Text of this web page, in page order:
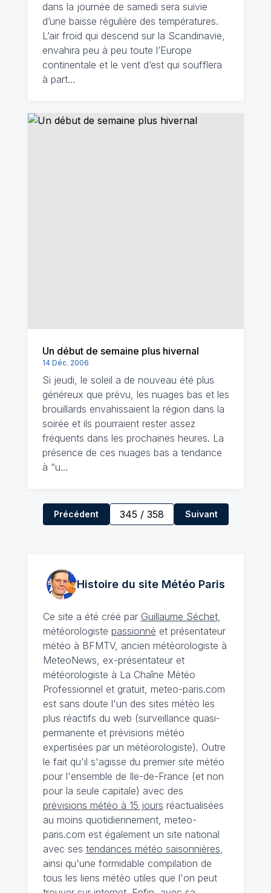
dans la journée de samedi sera suivie
d’une baisse régulière des températures.
L’air froid qui descend sur la Scandinavie,
envahira peu à peu toute l’Europe
continentale et le vent d’est qui soufflera
à part…
Un début de semaine plus hivernal
14 Déc. 2006
Si jeudi, le soleil a de nouveau été plus
généreux que prévu, les nuages bas et les
brouillards envahissaient la région dans la
soirée et ils pourraient rester assez
fréquents dans les prochaines heures. La
présence de ces nuages bas a tendance
à “u…
Précédent 345 / 358 Suivant
Histoire du site MétéoParis
Ce site a été créé par Guillaume Séchet,
météorologiste passionné et présentateur
météo à BFMTV, ancien météorologiste à
MeteoNews, ex-présentateur et
météorologiste à La Chaîne Météo
Professionnel et gratuit, meteo-paris.com
est sans doute l'un des sites météo les
plus réactifs du web (surveillance quasi-
permanente et prévisions météo
expertisées par un météorologiste). Outre
le fait qu'il s'agisse du premier site météo
pour l'ensemble de Ile-de-France (et non
pour la seule capitale) avec des
prévisions météo à 15 jours réactualisées
au moins quotidiennement, meteo-
paris.com est également un site national
avec ses tendances météo saisonnières,
ainsi qu'une formidable compilation de
tous les liens météo utiles que l'on peut